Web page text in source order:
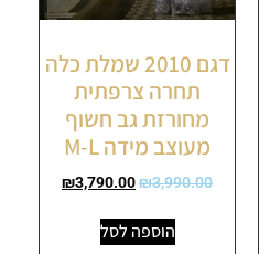
דגם 2010 שמלת כלה
תחרה צרפתית
מחורזת גב חשוף
מעוצב מידה M-L
₪3,990.00
₪3,790.00
הוספה לסל